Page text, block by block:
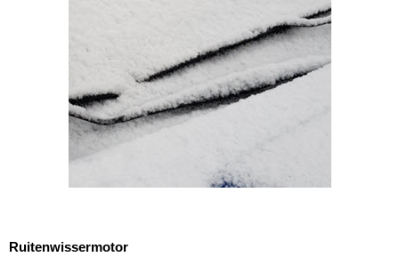
Ruitenwissermotor